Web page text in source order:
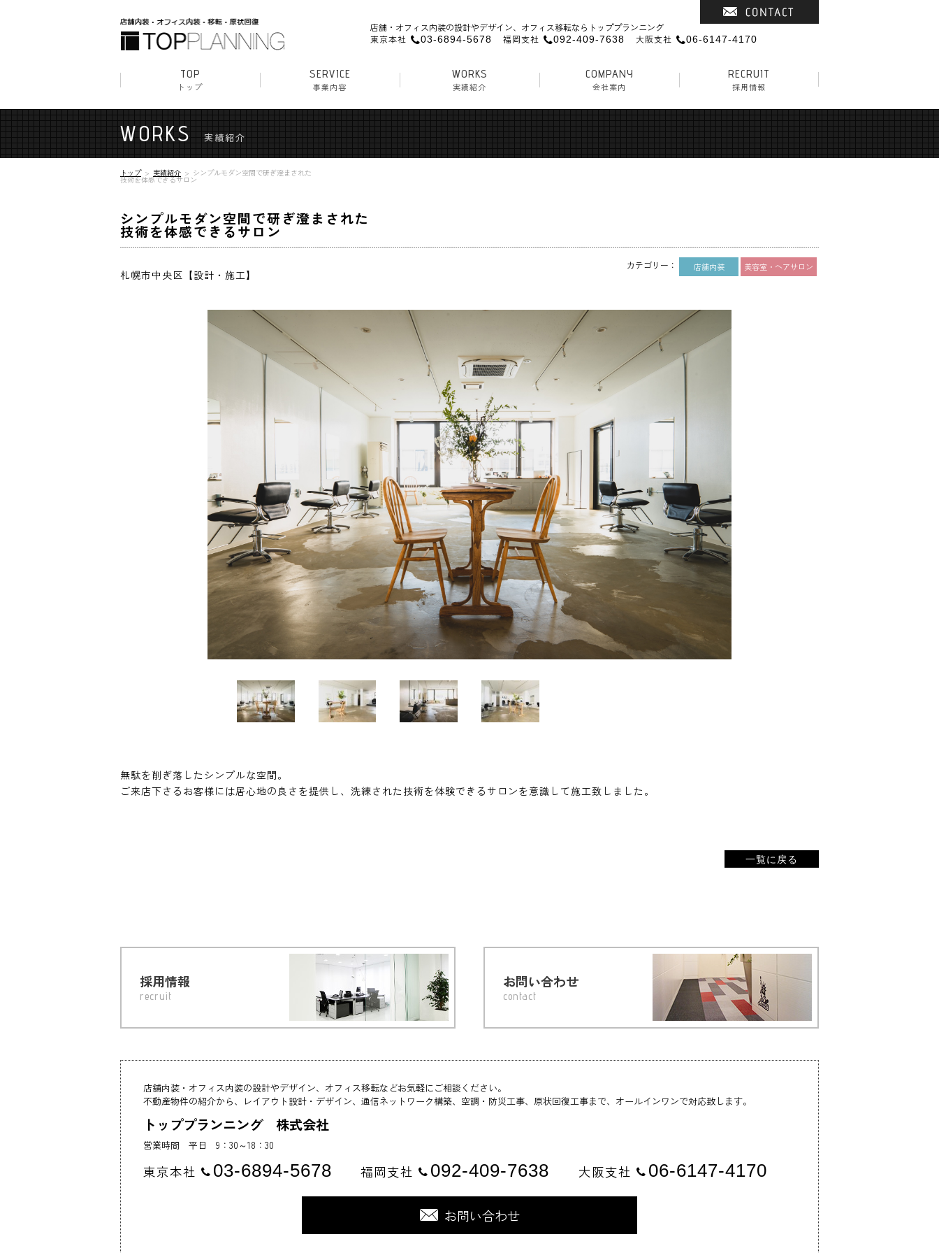
店舗・オフィス内装の設計やデザイン、オフィス移転ならトッププランニング
東京本社
03-6894-5678 福岡支社 092-409-7638 大阪支社 06-6147-4170
TOP
トップ
SERVICE
事業内容
店舗内装
クリニック内装
美容室・ヘアサロン内装
オフィス内装・移転
原状回復
WORKS
実績紹介
COMPANY
会社案内
RECRUIT
採用情報
WORKS 実績紹介
トップ 実績紹介 シンプルモダン空間で研ぎ澄まされた
技術を体感できるサロン
シンプルモダン空間で研ぎ澄まされた
技術を体感できるサロン
店舗内装 美容室・ヘアサロン
札幌市中央区【設計・施工】
無駄を削ぎ落したシンプルな空間。
ご来店下さるお客様には居心地の良さを提供し、洗練された技術を体験できるサロンを意識して施工致しました。
一覧に戻る
採用情報
recruit
お問い合わせ
contact
店舗内装・オフィス内装の設計やデザイン、オフィス移転などお気軽にご相談ください。
不動産物件の紹介から、レイアウト設計・デザイン、通信ネットワーク構築、空調・防災工事、原状回復工事まで、オールインワンで対応致します。
トッププランニング 株式会社
営業時間 平日 9：30～18：30
東京本社 03-6894-5678 福岡支社 092-409-7638 大阪支社 06-6147-4170
お問い合わせ